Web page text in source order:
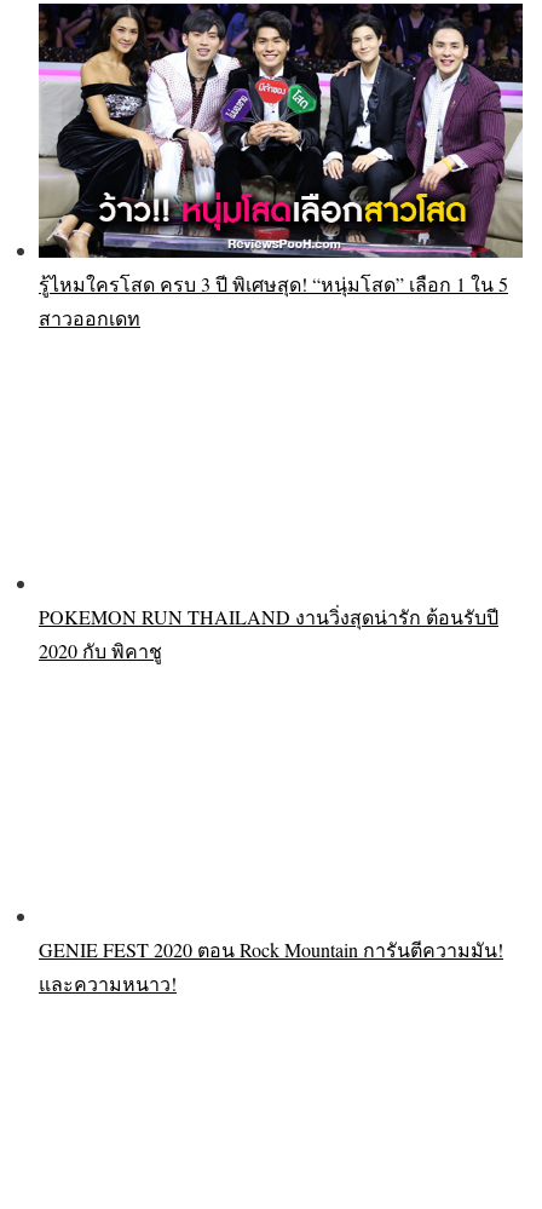
รู้ไหมใครโสด ครบ 3 ปี พิเศษสุด! “หนุ่มโสด” เลือก 1 ใน 5
สาวออกเดท
POKEMON RUN THAILAND งานวิ่งสุดน่ารัก ต้อนรับปี
2020 กับ พิคาชู
GENIE FEST 2020 ตอน Rock Mountain การันตีความมัน!
และความหนาว!